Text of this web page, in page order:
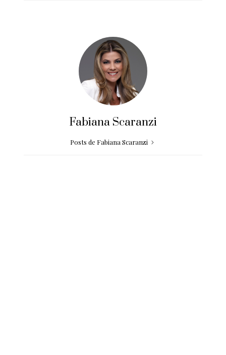
Fabiana Scaranzi
Posts de Fabiana Scaranzi